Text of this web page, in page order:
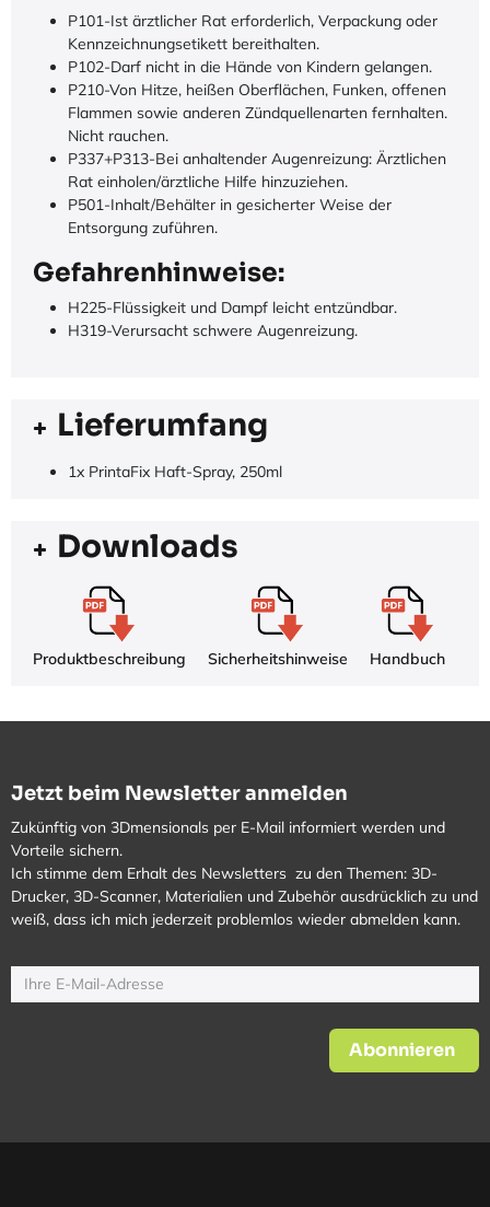
P101-Ist ärztlicher Rat erforderlich, Verpackung oder
Kennzeichnungsetikett bereithalten.
P102-Darf nicht in die Hände von Kindern gelangen.
P210-Von Hitze, heißen Oberflächen, Funken, offenen
Flammen sowie anderen Zündquellenarten fernhalten.
Nicht rauchen.
P337+P313-Bei anhaltender Augenreizung: Ärztlichen
Rat einholen/ärztliche Hilfe hinzuziehen.
P501-Inhalt/Behälter in gesicherter Weise der
Entsorgung zuführen.
Gefahrenhinweise:
H225-Flüssigkeit und Dampf leicht entzündbar.
H319-Verursacht schwere Augenreizung.
Lieferumfang
1x PrintaFix Haft-Spray, 250ml
Downloads
Produktbeschreibung Sicherheitshinweise Handbuch
Jetzt beim Newsletter anmelden
Zukünftig von 3Dmensionals per E-Mail informiert werden und
Vorteile sichern.
Ich stimme dem Erhalt des Newsletters zu den Themen: 3D-
Drucker, 3D-Scanner, Materialien und Zubehör ausdrücklich zu und
weiß, dass ich mich jederzeit problemlos wieder abmelden kann.
Abonnieren